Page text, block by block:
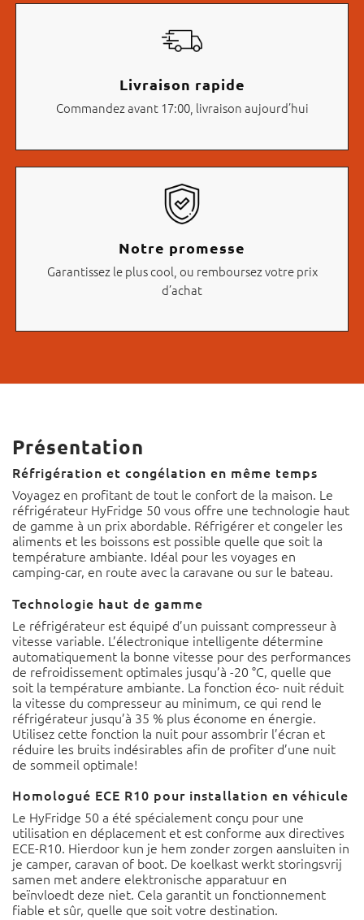
Livraison rapide
Commandez avant 17:00, livraison aujourd’hui
Notre promesse
Garantissez le plus cool, ou remboursez votre prix
d’achat
Présentation
Réfrigération et congélation en même temps
Voyagez en profitant de tout le confort de la maison. Le
réfrigérateur HyFridge 50 vous offre une technologie haut
de gamme à un prix abordable. Réfrigérer et congeler les
aliments et les boissons est possible quelle que soit la
température ambiante. Idéal pour les voyages en
camping-car, en route avec la caravane ou sur le bateau.
Technologie haut de gamme
Le réfrigérateur est équipé d’un puissant compresseur à
vitesse variable. L’électronique intelligente détermine
automatiquement la bonne vitesse pour des performances
de refroidissement optimales jusqu’à -20 °C, quelle que
soit la température ambiante. La fonction éco- nuit réduit
la vitesse du compresseur au minimum, ce qui rend le
réfrigérateur jusqu’à 35 % plus économe en énergie.
Utilisez cette fonction la nuit pour assombrir l’écran et
réduire les bruits indésirables afin de profiter d’une nuit
de sommeil optimale!
Homologué ECE R10 pour installation en véhicule
Le HyFridge 50 a été spécialement conçu pour une
utilisation en déplacement et est conforme aux directives
ECE-R10. Hierdoor kun je hem zonder zorgen aansluiten in
je camper, caravan of boot. De koelkast werkt storingsvrij
samen met andere elektronische apparatuur en
beïnvloedt deze niet. Cela garantit un fonctionnement
fiable et sûr, quelle que soit votre destination.